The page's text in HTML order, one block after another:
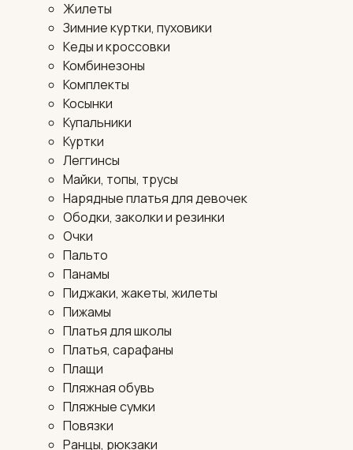
Жилеты
Зимние куртки, пуховики
Кеды и кроссовки
Комбинезоны
Комплекты
Косынки
Купальники
Куртки
Леггинсы
Майки, топы, трусы
Нарядные платья для девочек
Ободки, заколки и резинки
Очки
Пальто
Панамы
Пиджаки, жакеты, жилеты
Пижамы
Платья для школы
Платья, сарафаны
Плащи
Пляжная обувь
Пляжные сумки
Повязки
Ранцы, рюкзаки